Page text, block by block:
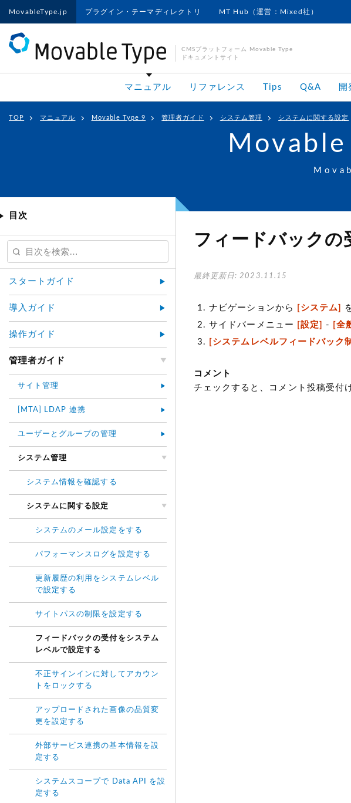
MovableType.jp プラグイン・テーマディレクトリ MT Hub（運営：Mixed社）
CMSプラットフォーム Movable Type
ドキュメントサイト
マニュアル リファレンス Tips Q&A 開
TOP マニュアル Movable Type 9 管理者ガイド システム管理 システムに関する設定
フィードバックの
最終更新日: 2023.11.15
ナビゲーションから [システム]
サイドバーメニュー
[設定] - [全
[システムレベルフィードバック
コメント
チェックすると、コメント投稿受付
目次
スタートガイド
導入ガイド
操作ガイド
管理者ガイド
サイト管理
[MTA] LDAP 連携
ユーザーとグループの管理
システム管理
システム情報を確認する
システムに関する設定
システムのメール設定をする
パフォーマンスログを設定する
更新履歴の利用をシステムレベル
で設定する
サイトパスの制限を設定する
フィードバックの受付をシステム
レベルで設定する
不正サインインに対してアカウン
トをロックする
アップロードされた画像の品質変
更を設定する
外部サービス連携の基本情報を設
定する
システムスコープで Data API を設
定する